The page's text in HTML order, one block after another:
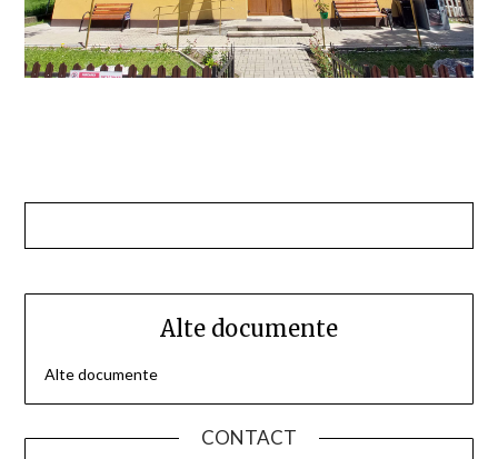
Alte documente
Alte documente
CONTACT